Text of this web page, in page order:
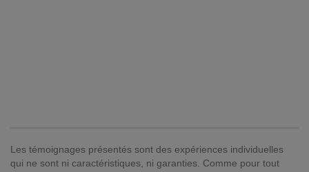
Les témoignages présentés sont des expériences individuelles
qui ne sont ni caractéristiques, ni garanties. Comme pour tout